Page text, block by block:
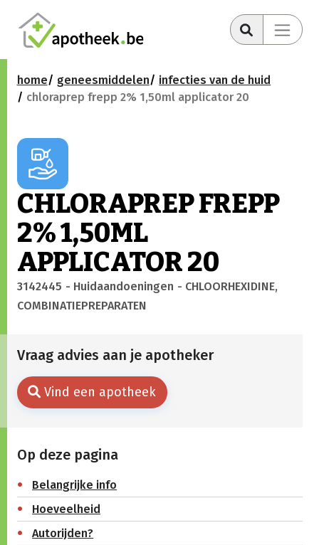
home geneesmiddelen
infecties van de huid
chloraprep frepp 2% 1,50ml applicator 20
CHLORAPREP FREPP
2% 1,50ML
APPLICATOR 20
3142445 - Huidaandoeningen - CHLOORHEXIDINE,
COMBINATIEPREPARATEN
Vraag advies aan je apotheker
Vind een apotheek
Op deze pagina
Belangrijke info
Hoeveelheid
Autorijden?